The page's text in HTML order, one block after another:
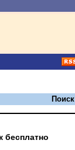
Поиск
бесплатно